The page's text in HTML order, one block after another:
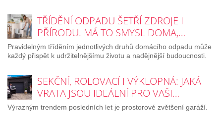
TŘÍDĚNÍ ODPADU ŠETŘÍ ZDROJE I
PŘÍRODU. MÁ TO SMYSL DOMA,…
Pravidelným tříděním jednotlivých druhů domácího odpadu může
každý přispět k udržitelnějšímu životu a nadějnější budoucnosti.
SEKČNÍ, ROLOVACÍ I VÝKLOPNÁ: JAKÁ
VRATA JSOU IDEÁLNÍ PRO VAŠI…
Výrazným trendem posledních let je prostorové zvětšení garáží.